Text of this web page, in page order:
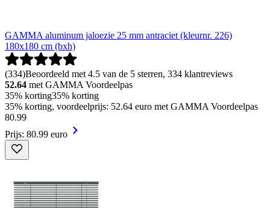
GAMMA aluminum jaloezie 25 mm antraciet (kleurnr. 226)
180x180 cm (bxh)
(334)Beoordeeld met 4.5 van de 5 sterren, 334 klantreviews
52.64 met GAMMA Voordeelpas
35% korting35% korting
35% korting, voordeelprijs: 52.64 euro met GAMMA Voordeelpas
80.99
Prijs: 80.99 euro